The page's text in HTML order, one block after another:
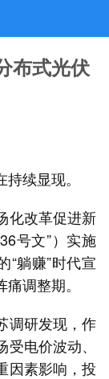
布式光伏
续显现。
化改革促进新
号文”）实施
“躺赚”时代宣
调整期。
调研发现，作
电价波动、
因素影响，投